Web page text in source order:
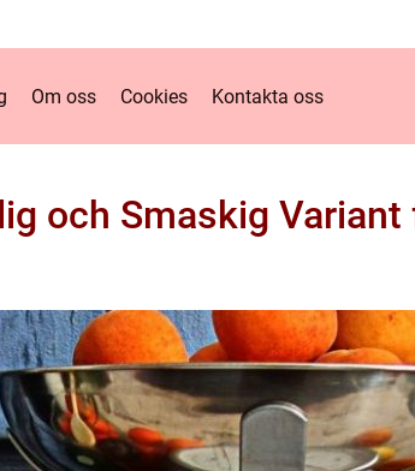
Om oss Cookies Kontakta oss
och Smaskig